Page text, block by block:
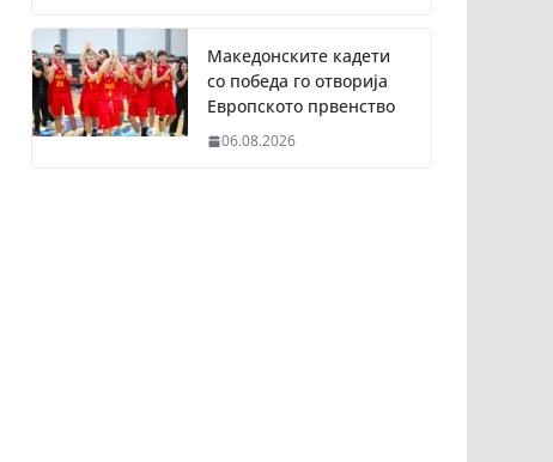
Македонските кадети
со победа го отворија
Европското првенство
06.08.2026